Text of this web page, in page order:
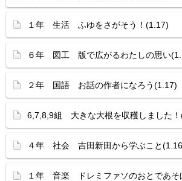
１年 生活 ふゆをさがそう！(1.17)
６年 図工 版で広がるわたしの思い
２年 国語 お話の作者になろう(1.17)
6,7,8,9組 大きな大根を収穫しました
４年 社会 吉田新田から学ぶこと
１年 音楽 ドレミファソのおとであそ